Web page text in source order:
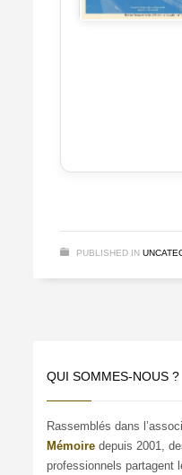
PUBLISHED IN
QUI SOMMES-NOUS ?
Rassemblés dans
Mémoire depuis 2001,
professionnels partagent